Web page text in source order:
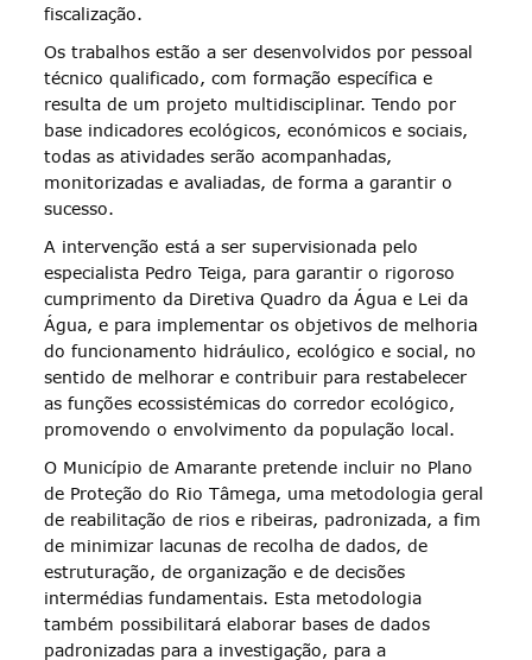
fiscalização.
Os trabalhos estão a ser desenvolvidos por pessoal
técnico qualificado, com formação específica e
resulta de um projeto multidisciplinar. Tendo por
base indicadores ecológicos, económicos e sociais,
todas as atividades serão acompanhadas,
monitorizadas e avaliadas, de forma a garantir o
sucesso.
A intervenção está a ser supervisionada pelo
especialista Pedro Teiga, para garantir o rigoroso
cumprimento da Diretiva Quadro da Água e Lei da
Água, e para implementar os objetivos de melhoria
do funcionamento hidráulico, ecológico e social, no
sentido de melhorar e contribuir para restabelecer
as funções ecossistémicas do corredor ecológico,
promovendo o envolvimento da população local.
O Município de Amarante pretende incluir no Plano
de Proteção do Rio Tâmega, uma metodologia geral
de reabilitação de rios e ribeiras, padronizada, a fim
de minimizar lacunas de recolha de dados, de
estruturação, de organização e de decisões
intermédias fundamentais. Esta metodologia
também possibilitará elaborar bases de dados
padronizadas para a investigação, para a